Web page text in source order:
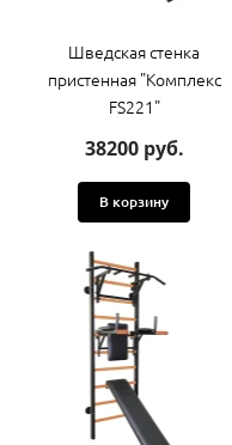
Шведская стенка
пристенная "Комплекс
FS221"
38200 руб.
В корзину